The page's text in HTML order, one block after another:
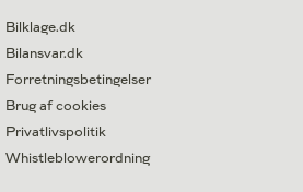
Bilklage.dk
Bilansvar.dk
Forretningsbetingelser
Brug af cookies
Privatlivspolitik
Whistleblowerordning